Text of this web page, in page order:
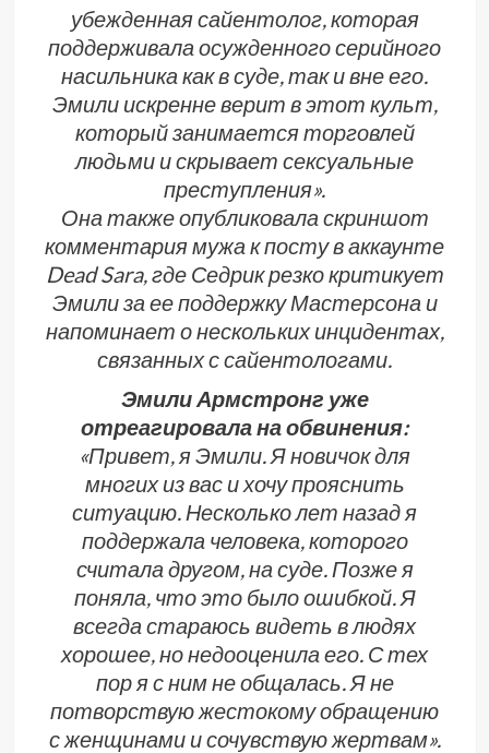
убежденная сайентолог, которая
поддерживала осужденного серийного
насильника как в суде, так и вне его.
Эмили искренне верит в этот культ,
который занимается торговлей
людьми и скрывает сексуальные
преступления».
Она также опубликовала скриншот
комментария мужа к посту в аккаунте
Dead Sara, где Седрик резко критикует
Эмили за ее поддержку Мастерсона и
напоминает о нескольких инцидентах,
связанных с сайентологами.
Эмили Армстронг уже
отреагировала на обвинения:
«Привет, я Эмили. Я новичок для
многих из вас и хочу прояснить
ситуацию. Несколько лет назад я
поддержала человека, которого
считала другом, на суде. Позже я
поняла, что это было ошибкой. Я
всегда стараюсь видеть в людях
хорошее, но недооценила его. С тех
пор я с ним не общалась. Я не
потворствую жестокому обращению
с женщинами и сочувствую жертвам».